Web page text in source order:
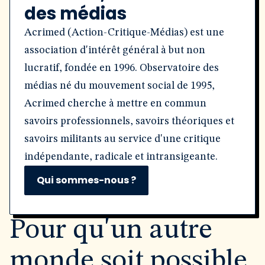
des médias
Acrimed (Action-Critique-Médias) est une
association d'intérêt général à but non
lucratif, fondée en 1996. Observatoire des
médias né du mouvement social de 1995,
Acrimed cherche à mettre en commun
savoirs professionnels, savoirs théoriques et
savoirs militants au service d'une critique
indépendante, radicale et intransigeante.
Qui sommes-nous ?
Pour qu'un autre